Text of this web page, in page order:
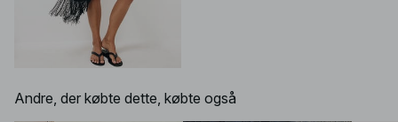
Andre, der købte dette, købte også